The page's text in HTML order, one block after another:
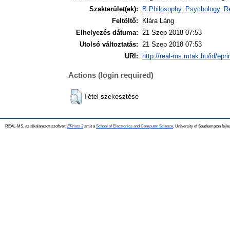
Szakterület(ek):
B Philosophy. Psychology.
Feltöltő:
Klára Láng
Elhelyezés dátuma: 21 Szep 2018 07:53
Utolsó változtatás: 21 Szep 2018 07:53
URI:
http://real-ms.mtak.hu/id/
Actions (login required)
Tétel szekesztése
REAL-MS, az alkalamzott szoftver: EPrints 3amit a School of Electronics and Computer Science , University of Southampton